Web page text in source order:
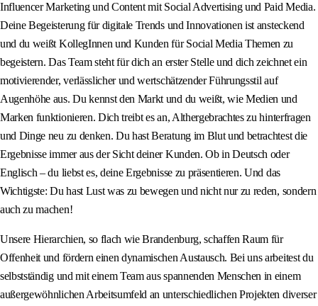
Influencer Marketing und Content mit Social Advertising und Paid Media.
Deine Begeisterung für digitale Trends und Innovationen ist ansteckend
und du weißt KollegInnen und Kunden für Social Media Themen zu
begeistern. Das Team steht für dich an erster Stelle und dich zeichnet ein
motivierender, verlässlicher und wertschätzender Führungsstil auf
Augenhöhe aus. Du kennst den Markt und du weißt, wie Medien und
Marken funktionieren. Dich treibt es an, Althergebrachtes zu hinterfragen
und Dinge neu zu denken. Du hast Beratung im Blut und betrachtest die
Ergebnisse immer aus der Sicht deiner Kunden. Ob in Deutsch oder
Englisch – du liebst es, deine Ergebnisse zu präsentieren. Und das
Wichtigste: Du hast Lust was zu bewegen und nicht nur zu reden, sondern
auch zu machen!
Unsere Hierarchien, so flach wie Brandenburg, schaffen Raum für
Offenheit und fördern einen dynamischen Austausch. Bei uns arbeitest du
selbstständig und mit einem Team aus spannenden Menschen in einem
außergewöhnlichen Arbeitsumfeld an unterschiedlichen Projekten diverser